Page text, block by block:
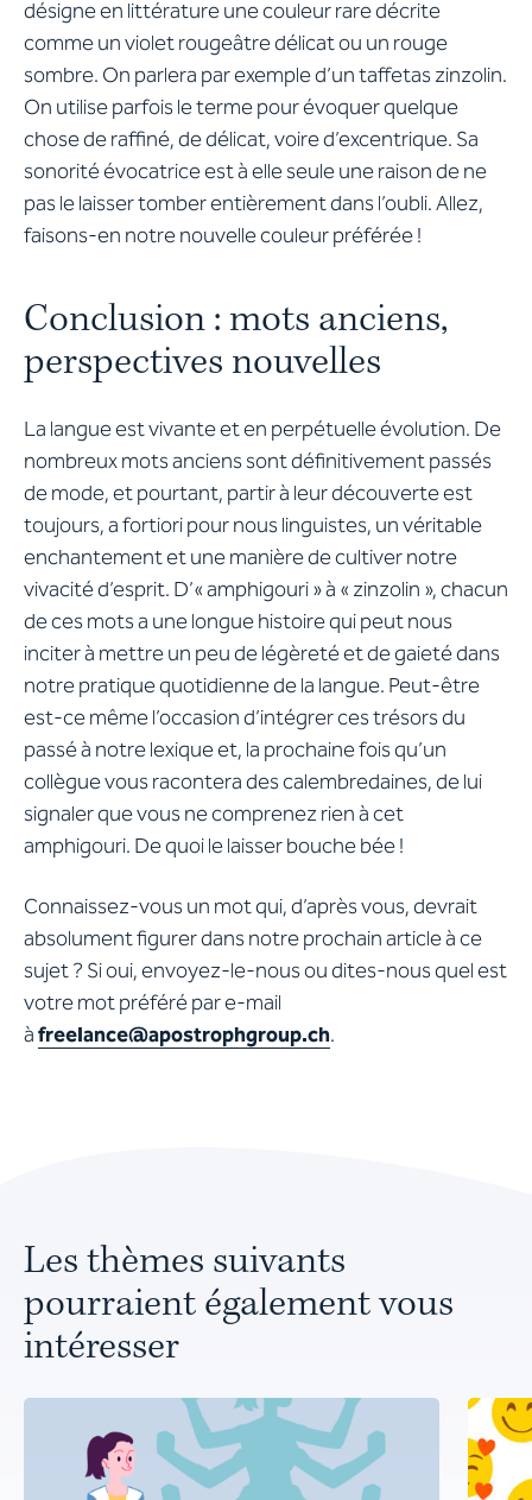
désigne en littérature une couleur rare décrite
comme un violet rougeâtre délicat ou un rouge
sombre. On parlera par exemple d’un taffetas zinzolin.
On utilise parfois le terme pour évoquer quelque
chose de raffiné, de délicat, voire d’excentrique. Sa
sonorité évocatrice est à elle seule une raison de ne
pas le laisser tomber entièrement dans l’oubli. Allez,
faisons-en notre nouvelle couleur préférée !
Conclusion : mots anciens,
perspectives nouvelles
La langue est vivante et en perpétuelle évolution. De
nombreux mots anciens sont définitivement passés
de mode, et pourtant, partir à leur découverte est
toujours, a fortiori pour nous linguistes, un véritable
enchantement et une manière de cultiver notre
vivacité d’esprit. D’« amphigouri » à « zinzolin », chacun
de ces mots a une longue histoire qui peut nous
inciter à mettre un peu de légèreté et de gaieté dans
notre pratique quotidienne de la langue. Peut-être
est-ce même l’occasion d’intégrer ces trésors du
passé à notre lexique et, la prochaine fois qu’un
collègue vous racontera des calembredaines, de lui
signaler que vous ne comprenez rien à cet
amphigouri. De quoi le laisser bouche bée !
Connaissez-vous un mot qui, d’après vous, devrait
absolument figurer dans notre prochain article à ce
sujet ? Si oui, envoyez-le-nous ou dites-nous quel est
votre mot préféré par e-mail
àfreelance@apostrophgroup.ch.
Les thèmes suivants
pourraient également vous
intéresser